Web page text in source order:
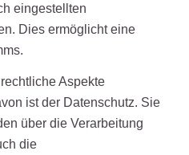
eingestellten
Dies ermöglicht eine
Aspekte
ist der Datenschutz. Sie
über die Verarbeitung
die